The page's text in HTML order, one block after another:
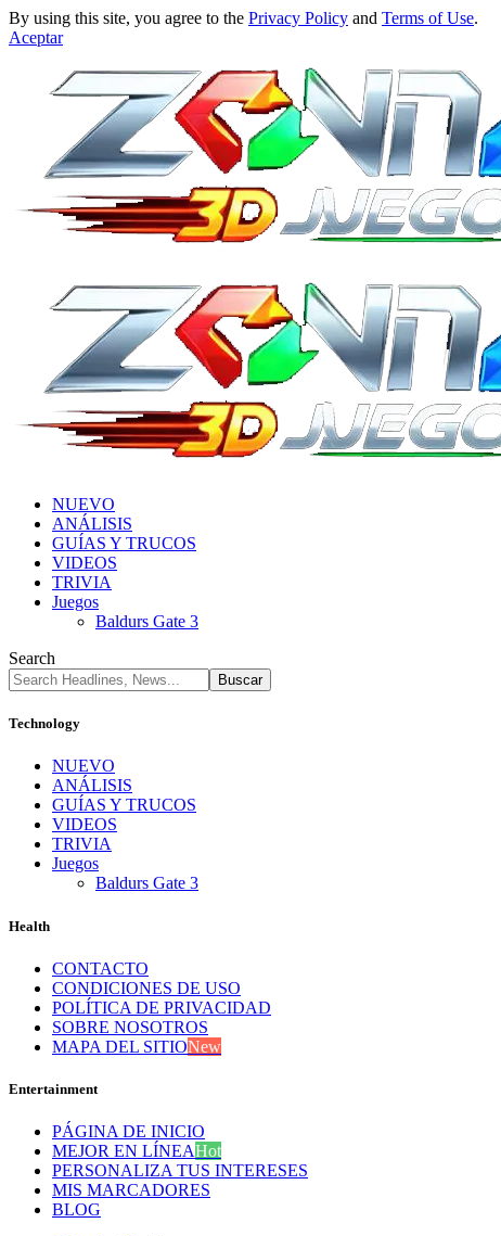
By using this site, you agree to the Privacy Policy and Terms of Use.
Aceptar
NUEVO
ANÁLISIS
GUÍAS Y TRUCOS
VIDEOS
TRIVIA
Juegos
Baldurs Gate 3
Search
Technology
NUEVO
ANÁLISIS
GUÍAS Y TRUCOS
VIDEOS
TRIVIA
Juegos
Baldurs Gate 3
Health
CONTACTO
CONDICIONES DE USO
POLÍTICA DE PRIVACIDAD
SOBRE NOSOTROS
MAPA DEL SITIONew
Entertainment
PÁGINA DE INICIO
MEJOR EN LÍNEAHot
PERSONALIZA TUS INTERESES
MIS MARCADORES
BLOG